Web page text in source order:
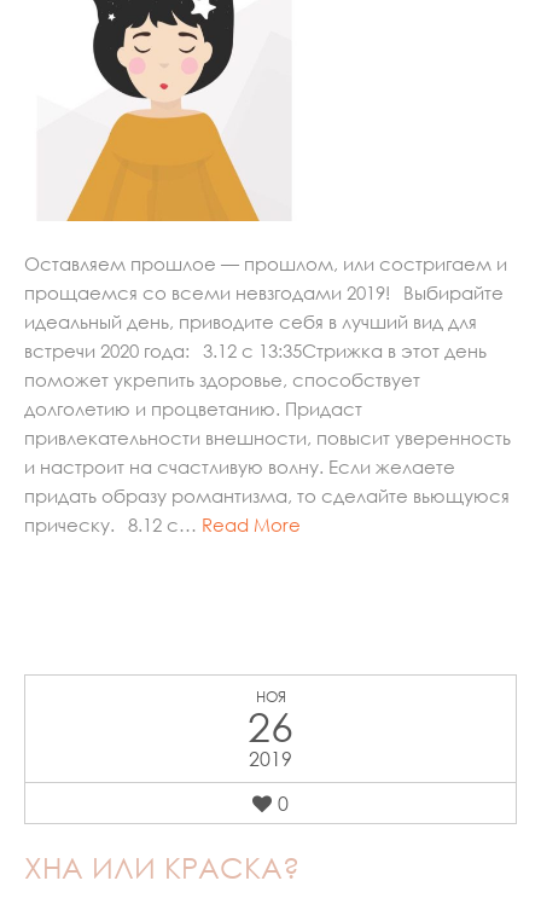
Оставляем прошлое — прошлом, или состригаем и
прощаемся со всеми невзгодами 2019!⠀Выбирайте
идеальный день, приводите себя в лучший вид для
встречи 2020 года:⠀3.12 с 13:35Стрижка в этот день
поможет укрепить здоровье, способствует
долголетию и процветанию. Придаст
привлекательности внешности, повысит уверенность
и настроит на счастливую волну. Если желаете
придать образу романтизма, то сделайте вьющуюся
прическу.⠀8.12 с… Read More
НОЯ
26
2019
0
ХНА ИЛИ КРАСКА?